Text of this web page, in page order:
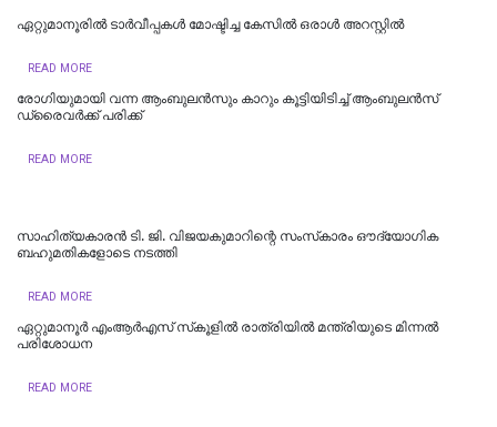
ഏറ്റുമാനൂരില്‍ ടാർവീപ്പകൾ മോഷ്ടിച്ച കേസിൽ ഒരാൾ അറസ്റ്റിൽ
READ MORE
രോഗിയുമായി വന്ന ആംബുലൻസും കാറും കൂട്ടിയിടിച്ച് ആംബുലൻസ്
ഡ്രൈവർക്ക് പരിക്ക്
READ MORE
സാഹിത്യകാരൻ ടി. ജി. വിജയകുമാറിന്റെ സംസ്‌കാരം ഔദ്യോഗിക
ബഹുമതികളോടെ നടത്തി
READ MORE
ഏറ്റുമാനൂർ എംആർഎസ് സ്‌കൂളിൽ രാത്രിയിൽ മന്ത്രിയുടെ മിന്നൽ
പരിശോധന
READ MORE